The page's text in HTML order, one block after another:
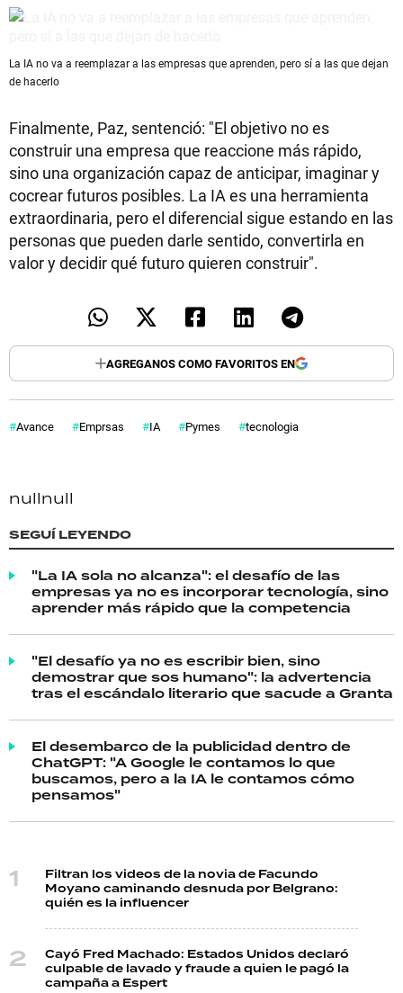
La IA no va a reemplazar a las empresas que aprenden, pero sí a las que dejan
de hacerlo
Finalmente, Paz, sentenció: "El objetivo no es
construir una empresa que reaccione más rápido,
sino una organización capaz de anticipar, imaginar y
cocrear futuros posibles. La IA es una herramienta
extraordinaria, pero el diferencial sigue estando en las
personas que pueden darle sentido, convertirla en
valor y decidir qué futuro quieren construir".
AGREGANOS COMO FAVORITOS EN
Avance Emprsas IA Pymes tecnologia
nullnull
SEGUÍ LEYENDO
"La IA sola no alcanza": el desafío de las
empresas ya no es incorporar tecnología, sino
aprender más rápido que la competencia
"El desafío ya no es escribir bien, sino
demostrar que sos humano": la advertencia
tras el escándalo literario que sacude a Granta
El desembarco de la publicidad dentro de
ChatGPT: "A Google le contamos lo que
buscamos, pero a la IA le contamos cómo
pensamos"
Filtran los videos de la novia de Facundo
Moyano caminando desnuda por Belgrano:
quién es la influencer
Cayó Fred Machado: Estados Unidos declaró
culpable de lavado y fraude a quien le pagó la
campaña a Espert